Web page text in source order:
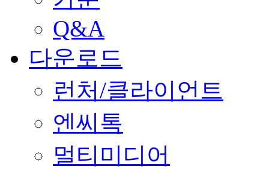
Q&A
다운로드
런처/클라이언트
엔씨톡
멀티미디어